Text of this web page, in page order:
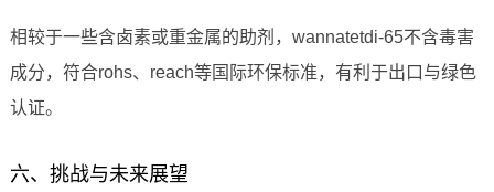
相较于一些含卤素或重金属的助剂，wannatetdi-65不含毒害
成分，符合rohs、reach等国际环保标准，有利于出口与绿色
认证。
六、挑战与未来展望